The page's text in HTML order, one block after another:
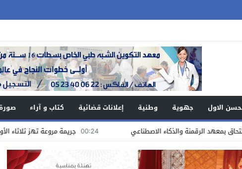
الاول جهوية وطنية إعلانات قضائية كتاب و آراء
00:24 جريمة مروعة تهز ثلاثاء الأولاد..